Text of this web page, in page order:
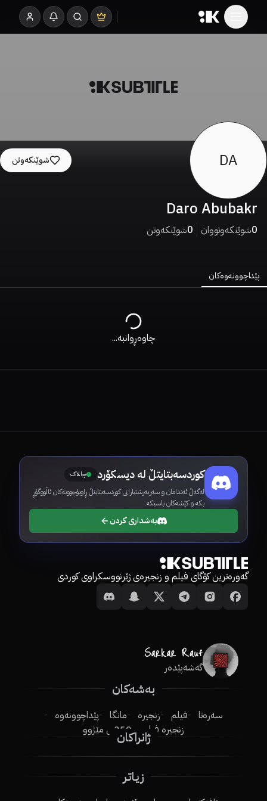
DA
Daro Abubakr
0شوێنکەوتووان 0شوێنکەوتن
شوێنکەوتن
پێداچوونەوەکان
چاوەڕوانبە...
کوردسەبتایتڵ لە دیسکۆرد چالاک
لەگەڵ ئەندامان و سەرپەرشتیارانی کوردسەبتایتڵ ڕاوبۆچوونەکان ئاڵووگۆڕ
بکە و کێشەکان باسبکە.
بەشداری کردن
گەورەترین کۆگای فیلم و زنجیرەی ژێرنووسکراوی کوردی
گەشەپێدەر
بەشەکان
سەرەتا فیلم زنجیرە مانگا
پێداچوونەوە
زنجیرە فیلم
250ـی مێژوو
ژانراکان
زیاتر